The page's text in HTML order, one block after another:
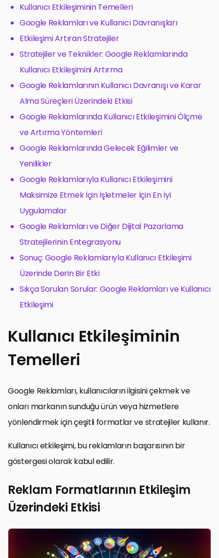
Kullanıcı Etkileşiminin Temelleri
Google Reklamları ve Kullanıcı Davranışları
Etkileşimi Artıran Stratejiler
Stratejiler ve Teknikler: Google Reklamlarında
Kullanıcı Etkileşimini Artırma
Google Reklamlarının Kullanıcı Davranışı ve Karar
Alma Süreçleri Üzerindeki Etkisi
Google Reklamlarında Kullanıcı Etkileşimini Ölçme
ve Artırma Yöntemleri
Google Reklamlarında Gelecek Eğilimler ve
Yenilikler
Google Reklamlarıyla Kullanıcı Etkileşimini
Maksimize Etmek İçin İşletmeler İçin En İyi
Uygulamalar
Google Reklamları ve Diğer Dijital Pazarlama
Stratejilerinin Entegrasyonu
Sonuç: Google Reklamlarıyla Kullanıcı Etkileşimi
Üzerinde Derin Bir Etki
Sıkça Sorulan Sorular: Google Reklamları ve Kullanıcı
Etkileşimi
Kullanıcı Etkileşiminin
Temelleri
Google Reklamları, kullanıcıların ilgisini çekmek ve
onları markanın sunduğu ürün veya hizmetlere
yönlendirmek için çeşitli formatlar ve stratejiler kullanır.
Kullanıcı etkileşimi, bu reklamların başarısının bir
göstergesi olarak kabul edilir.
Reklam Formatlarının Etkileşim
Üzerindeki Etkisi